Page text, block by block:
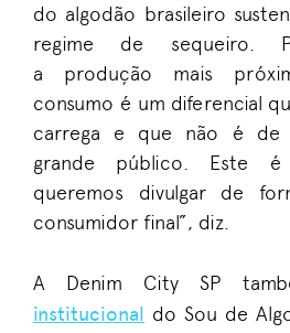
do algodão brasileiro
regime de sequeiro.
a produção mais
consumo é um diferencial
carrega e que não é de
grande público. Este
queremos divulgar de
consumidor final”, diz.
A Denim City SP
institucional do Sou de
ESTILO
4º